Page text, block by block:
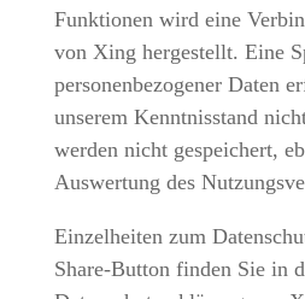
Funktionen wird eine
von Xing hergestellt. Eine
personenbezogener Daten
unserem Kenntnisstand
werden nicht gespeichert,
Auswertung des
Einzelheiten zum
Share-Button finden Sie in